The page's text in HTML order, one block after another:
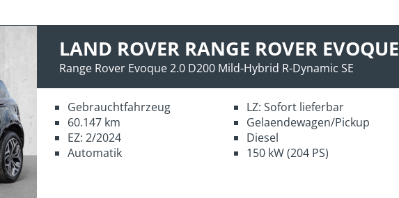
LAND ROVER RANGE ROVER EVOQUE
Range Rover Evoque 2.0 D200 Mild-Hybrid R-Dynamic SE
Gebrauchtfahrzeug
60.147 km
EZ: 2/2024
Automatik
LZ: Sofort lieferbar
Gelaendewagen/Pickup
Diesel
150 kW (204 PS)